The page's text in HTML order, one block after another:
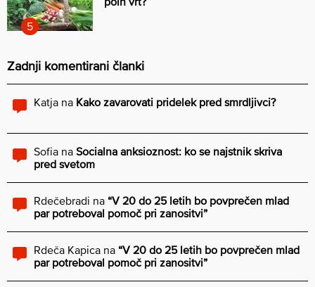
Zadnji komentirani članki
Katja na Kako zavarovati pridelek pred smrdljivci?
Sofia na Socialna anksioznost: ko se najstnik skriva
pred svetom
Rdečebradi na “V 20 do 25 letih bo povprečen mlad
par potreboval pomoč pri zanositvi”
Rdeča Kapica na “V 20 do 25 letih bo povprečen mlad
par potreboval pomoč pri zanositvi”